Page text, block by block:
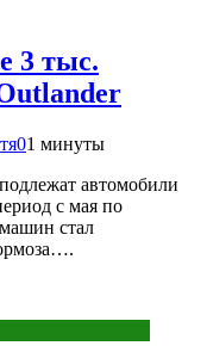
3 тыс.
01 минуты
автомобили
с мая по
стал